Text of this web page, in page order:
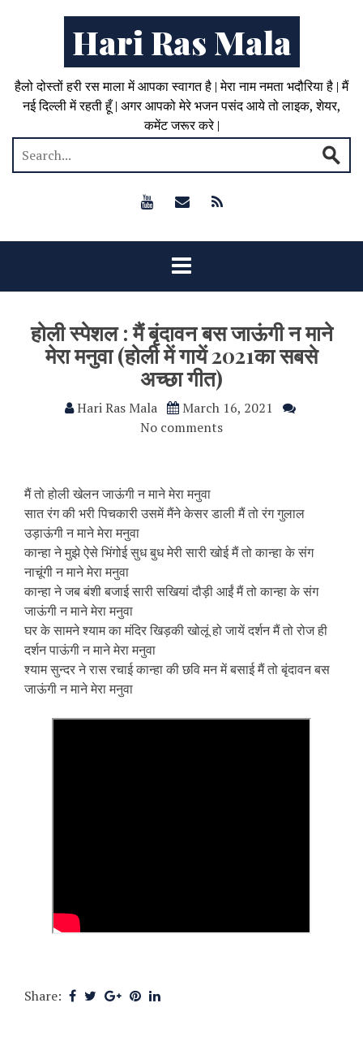
Hari Ras Mala
हैलो दोस्तों हरी रस माला में आपका स्वागत है | मेरा नाम नमता भदौरिया है | मैं
नई दिल्ली में रहती हूँ | अगर आपको मेरे भजन पसंद आये तो लाइक, शेयर,
कमेंट जरूर करे |
होली स्पेशल : मैं बृंदावन बस जाऊंगी न माने
मेरा मनुवा (होली में गायें 2021का सबसे
अच्छा गीत)
Hari Ras Mala
March 16, 2021
No comments
मैं तो होली खेलन जाऊंगी न माने मेरा मनुवा
सात रंग की भरी पिचकारी उसमें मैंने केसर डाली मैं तो रंग गुलाल
उड़ाऊंगी न माने मेरा मनुवा
कान्हा ने मुझे ऐसे भिंगोई सुध बुध मेरी सारी खोई मैं तो कान्हा के संग
नाचूंगी न माने मेरा मनुवा
कान्हा ने जब बंशी बजाई सारी सखियां दौड़ी आईं मैं तो कान्हा के संग
जाऊंगी न माने मेरा मनुवा
घर के सामने श्याम का मंदिर खिड़की खोलूं हो जायें दर्शन मैं तो रोज ही
दर्शन पाऊंगी न माने मेरा मनुवा
श्याम सुन्दर ने रास रचाई कान्हा की छवि मन में बसाई मैं तो बृंदावन बस
जाऊंगी न माने मेरा मनुवा
Share: